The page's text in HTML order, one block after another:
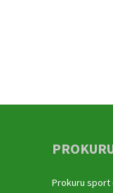
Prokuru sport